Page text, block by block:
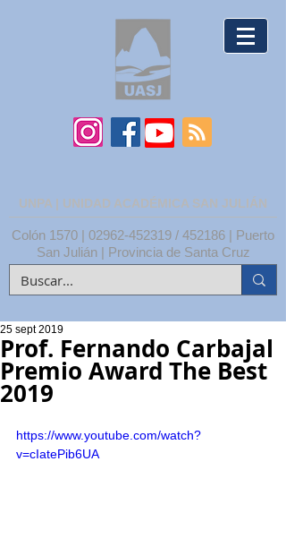
UNPA | UNIDAD ACADÉMICA SAN JULIÁN
Colón 1570 | 02962-452319 / 452186 | Puerto
San Julián | Provincia de Santa Cruz
Prof. Fernando Carbajal
Premio Award The Best
2019
25 sept 2019
https://www.youtube.com/watch?
v=cIatePib6UA